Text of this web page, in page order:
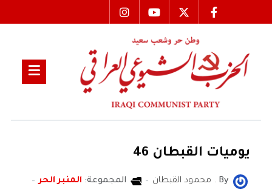
يوميات القبطان 46
By . محمود القبطان المجموعة: المنبر الحر